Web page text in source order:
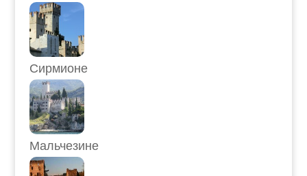
Сирмионе
Мальчезине